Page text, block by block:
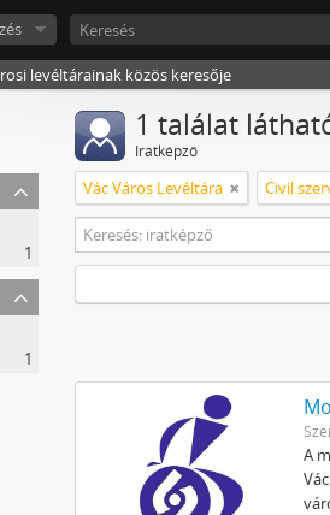
levéltárainak közös keresője
1
1
1 találat
Iratképző
Vác Város Levéltára Civil
A